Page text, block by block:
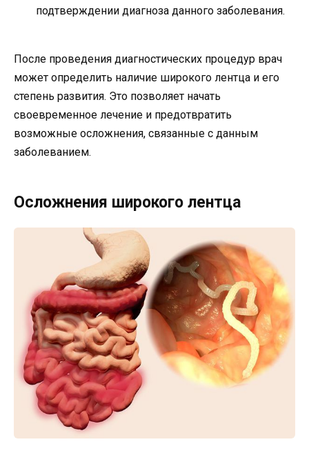
подтверждении диагноза данного заболевания.
После проведения диагностических процедур врач
может определить наличие широкого лентца и его
степень развития. Это позволяет начать
своевременное лечение и предотвратить
возможные осложнения, связанные с данным
заболеванием.
Осложнения широкого лентца